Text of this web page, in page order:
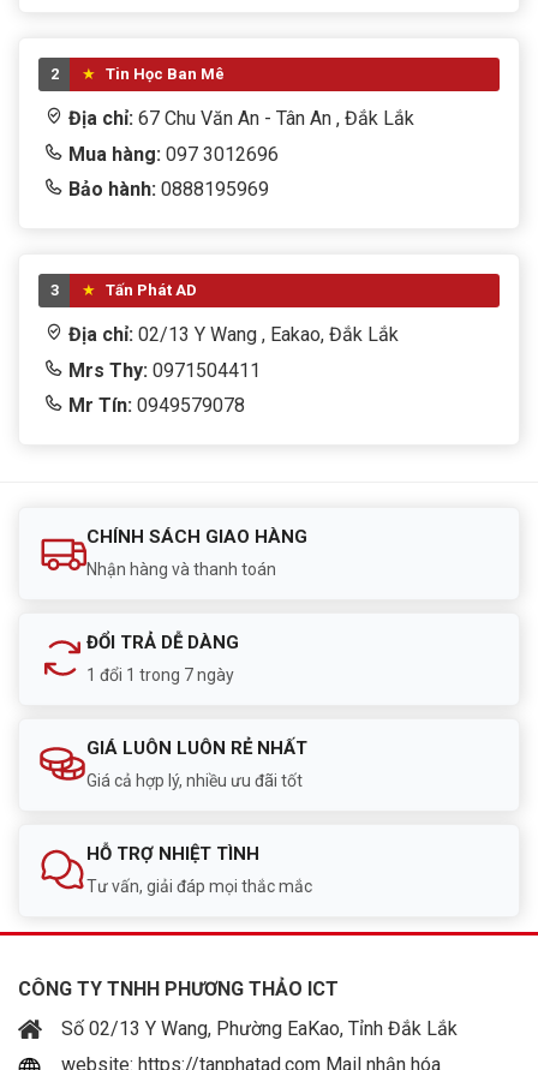
2 Tin Học Ban Mê
Địa chỉ: 67 Chu Văn An - Tân An , Đắk Lắk
Mua hàng: 097 3012696
Bảo hành: 0888195969
3 Tấn Phát AD
Địa chỉ: 02/13 Y Wang , Eakao, Đắk Lắk
Mrs Thy: 0971504411
Mr Tín: 0949579078
CHÍNH SÁCH GIAO HÀNG
Nhận hàng và thanh toán
ĐỔI TRẢ DỄ DÀNG
1 đổi 1 trong 7 ngày
GIÁ LUÔN LUÔN RẺ NHẤT
Giá cả hợp lý, nhiều ưu đãi tốt
HỖ TRỢ NHIỆT TÌNH
Tư vấn, giải đáp mọi thắc mắc
CÔNG TY TNHH PHƯƠNG THẢO ICT
Số 02/13 Y Wang, Phường EaKao, Tỉnh Đắk Lắk
website: https://tanphatad.com Mail nhận hóa